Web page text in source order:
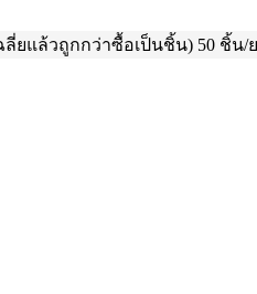
ฉลี่ยแล้วถูกกว่าซื้อเป็นชิ้น) 50 ชิ้น/